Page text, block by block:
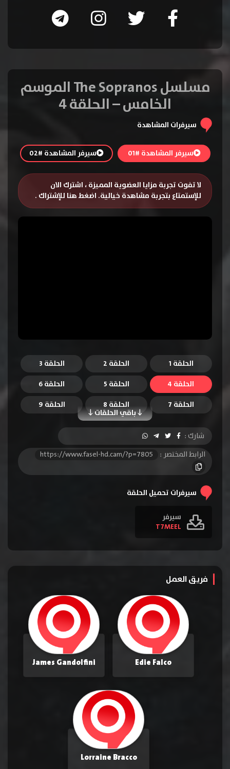
مسلسل The Sopranos الموسم
الخامس – الحلقة 4
سيرفرات المشاهدة
سيرفر المشاهدة #01 سيرفر المشاهدة #02
لا تفوت تجربة مزايا العضوية المميزة ، اشترك الان
للإستمتاع بتجربة مشاهدة خيالية. اضغط هنا للإشتراك .
الحلقة 1 الحلقة 2
الحلقة 3
الحلقة 4
الحلقة 5 الحلقة 6
باقي الحلقات
الحلقة 7 الحلقة 8
الحلقة 9
الحلقة 10
الحلقة 11
الحلقة 12
الحلقة 13
شارك :
الرابط المختصر :
https://www.fasel-hd.cam/?p=7805
سيرفرات تحميل الحلقة
سيرفر
T7MEEL
فريق العمل
Edie Falco
James Gandolfini
Lorraine Bracco